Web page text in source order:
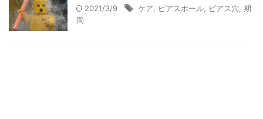
2021/3/9 ケア ピアスホール ピアス穴 期
間